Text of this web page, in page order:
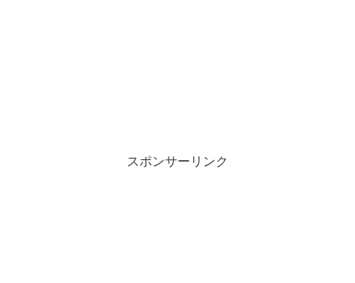
スポンサーリンク